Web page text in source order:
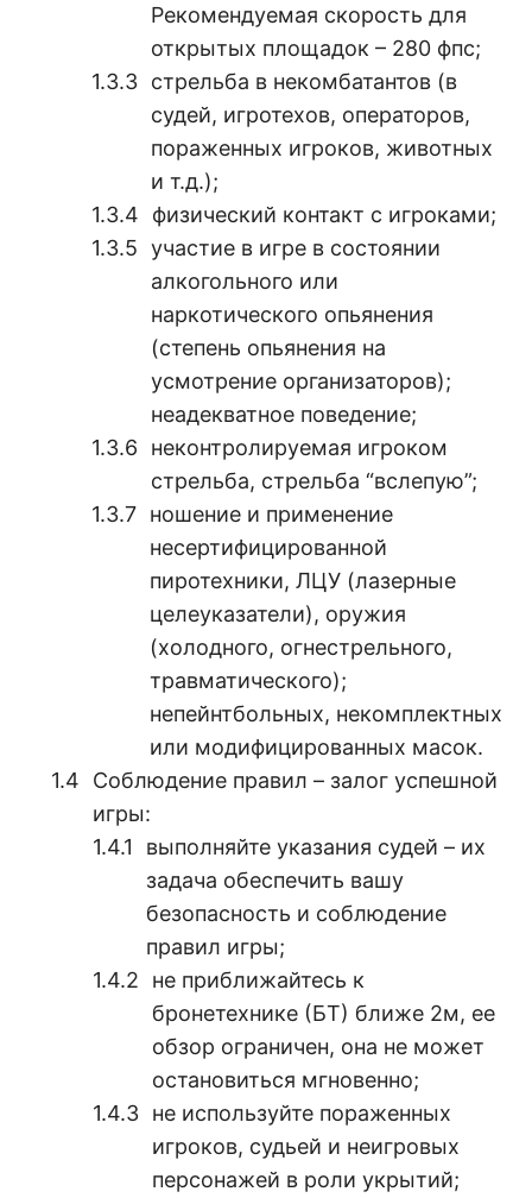
Рекомендуемая скорость для
открытых площадок – 280 фпс;
стрельба в некомбатантов (в
судей, игротехов, операторов,
пораженных игроков, животных
и т.д.);
физический контакт с игроками;
участие в игре в состоянии
алкогольного или
наркотического опьянения
(степень опьянения на
усмотрение организаторов);
неадекватное поведение;
неконтролируемая игроком
стрельба, стрельба “вслепую”;
ношение и применение
несертифицированной
пиротехники, ЛЦУ (лазерные
целеуказатели), оружия
(холодного, огнестрельного,
травматического);
непейнтбольных, некомплектных
или модифицированных масок.
Соблюдение правил – залог успешной
игры:
выполняйте указания судей – их
задача обеспечить вашу
безопасность и соблюдение
правил игры;
не приближайтесь к
бронетехнике (БТ) ближе 2м, ее
обзор ограничен, она не может
остановиться мгновенно;
не используйте пораженных
игроков, судьей и неигровых
персонажей в роли укрытий;